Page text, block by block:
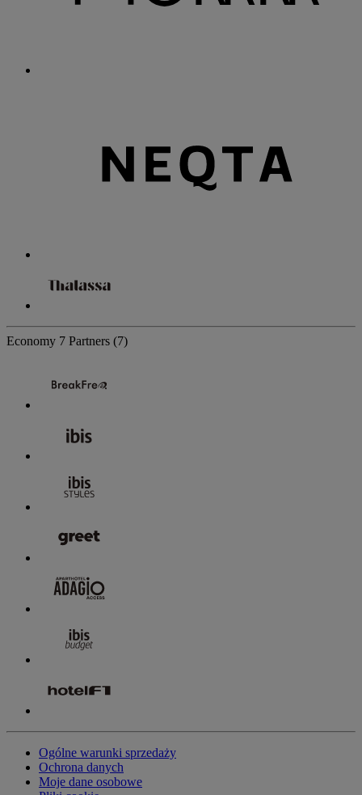
Economy 7 Partners (7)
Ogólne warunki sprzedaży
Ochrona danych
Moje dane osobowe